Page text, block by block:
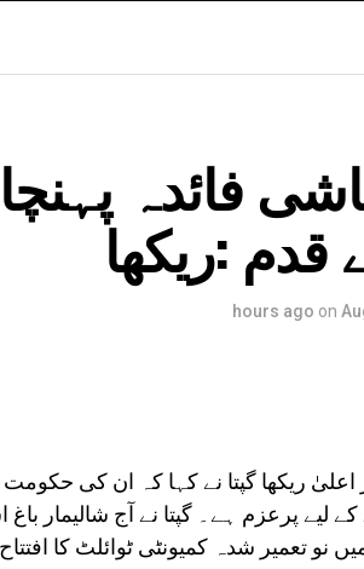
فائدہ
قدم :ریکھا
on
ریکھا گپتا نے کہا کہ ان کی
کے لیے پرعزم ہے۔ گپتا نے آج شالیمار